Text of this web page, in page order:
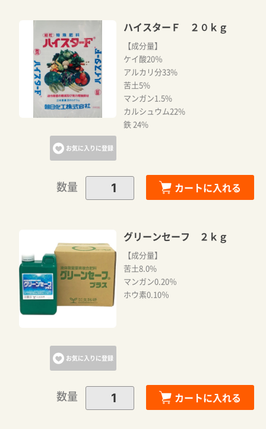
お気に入りに登録
ハイスターＦ ２０ｋｇ
【成分量】
ケイ酸20％
アルカリ分33%
苦土5%
マンガン1.5%
カルシュウム22%
鉄 24%
数量 カートに入れる
お気に入りに登録
グリーンセーフ ２ｋｇ
【成分量】
苦土8.0%
マンガン0.20％
ホウ素0.10％
数量 カートに入れる